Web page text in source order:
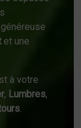
et une
à votre
, Lumbres,
.